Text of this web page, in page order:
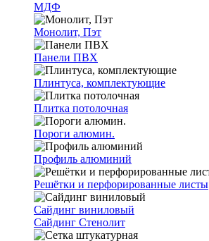
МДФ
Монолит, Пэт
Панели ПВХ
Плинтуса, комплектующие
Плитка потолочная
Пороги алюмин.
Профиль алюминий
Решётки и перфорированные листы
Сайдинг виниловый
Сайдинг Стенолит